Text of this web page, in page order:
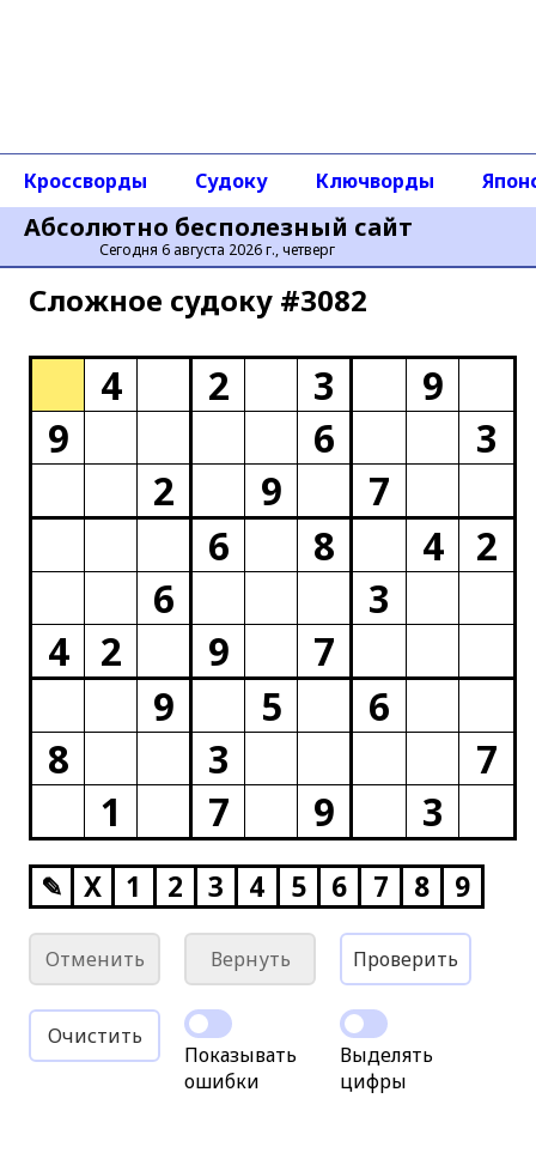
Абсолютно бесполезный сайт
Сегодня 6 августа 2026 г., четверг
Кроссворды Судоку Ключворды
Сложное cудоку #3082
4 2 3
9
9
6
3
2
9
7
6
8 4
2
6
3
4
2 9
7
9
5
6
8
3
7
1
7 9 3
✎ X 1 2 3 4 5 6 7 8 9
Отменить Вернуть Проверить
Очистить
Показывать
ошибки
Выделять
цифры